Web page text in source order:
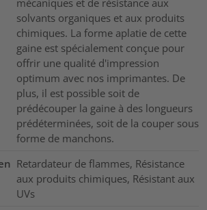
mécaniques et de résistance aux
solvants organiques et aux produits
chimiques. La forme aplatie de cette
gaine est spécialement conçue pour
offrir une qualité d'impression
optimum avec nos imprimantes. De
plus, il est possible soit de
prédécouper la gaine à des longueurs
prédéterminées, soit de la couper sous
forme de manchons.
Retardateur de flammes, Résistance
aux produits chimiques, Résistant aux
UVs